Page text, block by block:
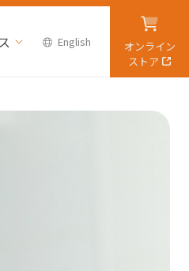
English
オンライン
ストア